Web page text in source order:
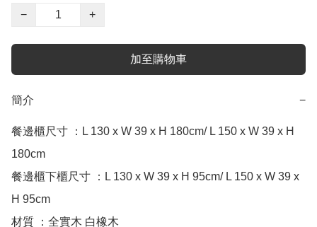
−
+
加至購物車
簡介 −
餐邊櫃尺寸 ：L 130 x W 39 x H 180cm/ L 150 x W 39 x H
180cm
餐邊櫃下櫃尺寸 ：L 130 x W 39 x H 95cm/ L 150 x W 39 x
H 95cm
材質 ：全實木 白橡木